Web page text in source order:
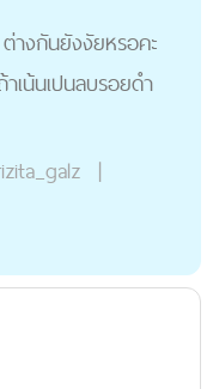
างกันยังงัยหรอคะ
าเน้นเปนลบรอยดำ
|